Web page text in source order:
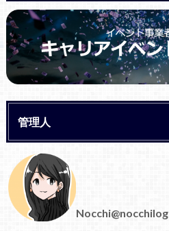
管理人
Nocchi@nocchilog